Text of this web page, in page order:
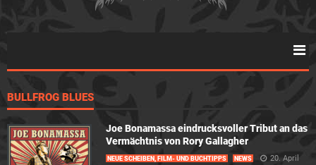
BULLFROG BLUES
Joe Bonamassa eindrucksvoller Tribut an das
Vermächtnis von Rory Gallagher
NEUE SCHEIBEN, FILM- UND BUCHTIPPS NEWS
20. April